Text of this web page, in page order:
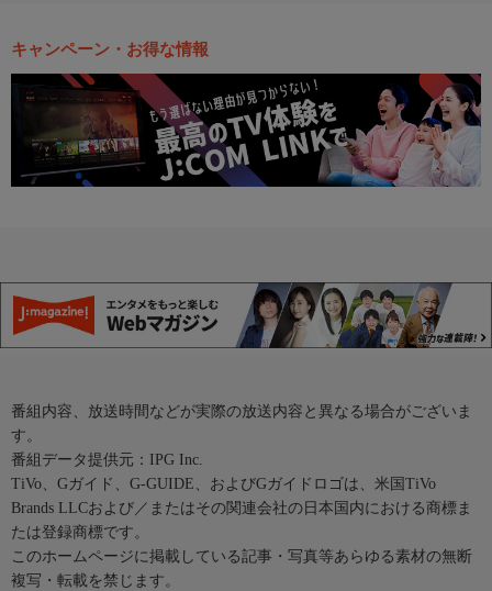
キャンペーン・お得な情報
番組内容、放送時間などが実際の放送内容と異なる場合がございま
す。
番組データ提供元：IPG Inc.
TiVo、Gガイド、G-GUIDE、およびGガイドロゴは、米国TiVo
Brands LLCおよび／またはその関連会社の日本国内における商標ま
たは登録商標です。
このホームページに掲載している記事・写真等あらゆる素材の無断
複写・転載を禁じます。